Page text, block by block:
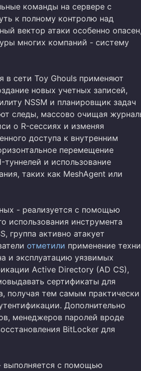
команды на сервере с
к полному контролю над
вектор атаки особенно опасен,
многих компаний - систему
в сети Toy Ghouls применяют
новых учетных записей,
NSSM и планировщик задач
следы, массово очищая
о R-сессиях и изменяя
доступа к внутренним
перемещение
туннелей и использование
таких как MeshAgent или
- реализуется с помощью
использования инструмента
группа активно атакует
отметили применение
и эксплуатацию уязвимых
Active Directory (AD CS),
сертификаты для
получая тем самым практически
Дополнительно
менеджеров паролей вроде
BitLocker для
с помощью